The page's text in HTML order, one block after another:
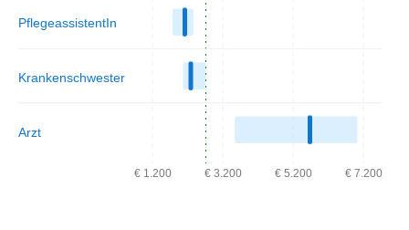
PflegeassistentIn
Krankenschwester
Arzt
€ 1.200 € 3.200 € 5.200 € 7.200